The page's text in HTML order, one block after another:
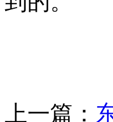
上一篇：